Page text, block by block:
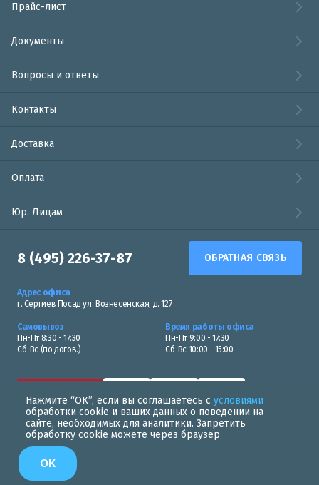
Нажмите “ОК”, если вы соглашаетесь с условиями
обработки cookie и ваших данных о поведении на
сайте, необходимых для аналитики. Запретить
обработку cookie можете через браузер
ОК
Прайс-лист
Документы
Вопросы и ответы
Контакты
Доставка
Оплата
Юр. Лицам
8 (495) 226-37-87 ОБРАТНАЯ СВЯЗЬ
Адрес офиса
г. Сергиев Посад ул. Вознесенская, д. 127
Самовывоз
Пн-Пт 8:30 - 17:30
Сб-Вс (по догов.)
Время работы офиса
Пн-Пт 9:00 - 17:30
Сб-Вс 10:00 - 15:00
Политика в области обработки персональных данных